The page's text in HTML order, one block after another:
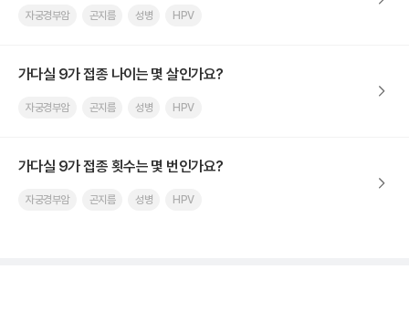
자궁경부암 곤지름 성병 HPV
가다실 9가 접종 나이는 몇 살인가요?
자궁경부암 곤지름 성병 HPV
가다실 9가 접종 횟수는 몇 번인가요?
자궁경부암 곤지름 성병 HPV